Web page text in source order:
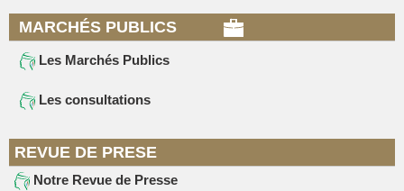
MARCHÉS PUBLICS
Les Marchés Publics
Les consultations
REVUE DE PRESE
Notre Revue de Presse